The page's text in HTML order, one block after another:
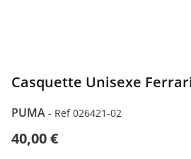
Casquette Unisexe
PUMA - Ref 026421-02
40,00 €